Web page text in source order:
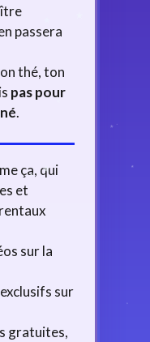
passera
thé, ton
pas pour
.
ça, qui
et
sur la
sur
gratuites,